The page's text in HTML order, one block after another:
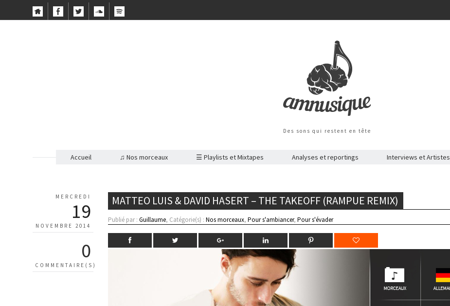
Des sons qui restent en tête
Accueil ♫ Nos morceaux ☰ Playlists et Mixtapes Analyses et reportings Interviews et Artistes
MERCREDI
19
NOVEMBRE 2014
0
COMMENTAIRE(S)
MATTEO LUIS & DAVID HASERT – THE TAKEOFF (RAMPUE REMIX)
Publié par :Guillaume, Catégorie(s) :Nos morceaux,Pour s'ambiancer,Pour s'évader